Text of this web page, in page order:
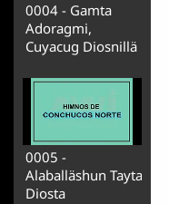
0004 - Gamta
Adoragmi,
Cuyacug Diosnillä
0005 -
Alaballäshun Tayta
Diosta